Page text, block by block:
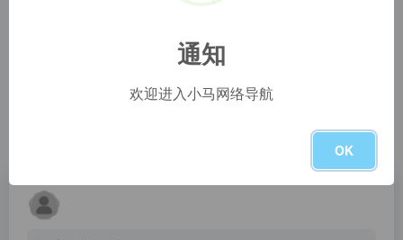
系统升级维护公告
通知
欢迎进入小马网络导航
OK